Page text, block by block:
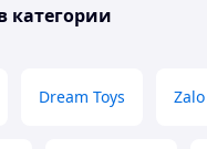
категории
Dream Toys Zalo